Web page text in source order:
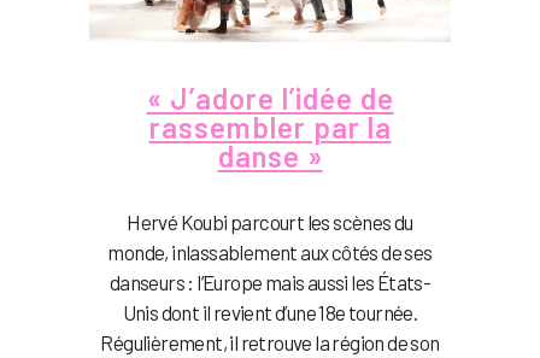
« J’adore l’idée de
rassembler par la
danse »
Hervé Koubi parcourt les scènes du
monde, inlassablement aux côtés de ses
danseurs : l’Europe mais aussi les États-
Unis dont il revient d’une 18e tournée.
Régulièrement, il retrouve la région de son